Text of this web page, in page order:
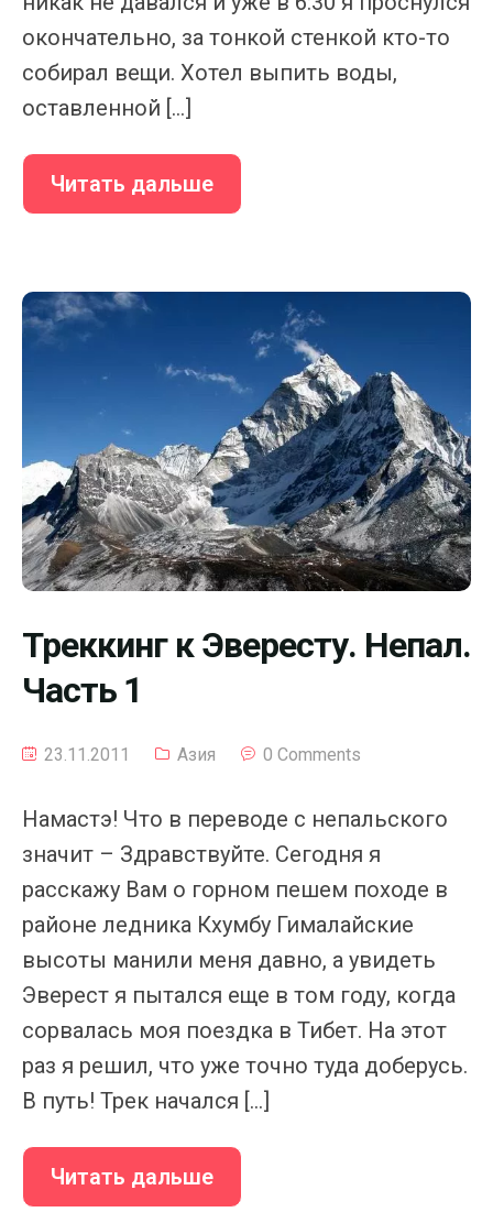
окончательно, за тонкой стенкой кто-то
собирал вещи. Хотел выпить воды,
оставленной […]
Читать дальше
Треккинг к Эвересту. Непал.
Часть 1
23.11.2011 Азия 0 Comments
Намастэ! Что в переводе с непальского
значит – Здравствуйте. Сегодня я
расскажу Вам о горном пешем походе в
районе ледника Кхумбу Гималайские
высоты манили меня давно, а увидеть
Эверест я пытался еще в том году, когда
сорвалась моя поездка в Тибет. На этот
раз я решил, что уже точно туда доберусь.
В путь! Трек начался […]
Читать дальше